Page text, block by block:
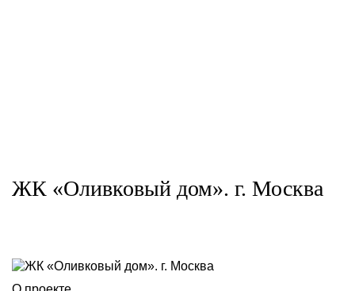
ЖК «Оливковый дом». г. Москва